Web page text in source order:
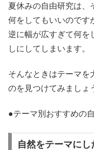
夏休みの自由研究は、
何をしてもいいのです
逆に幅が広すぎて何を
しにしてしまいます。
そんなときはテーマを
のを見つけてみましょ
●テーマ別おすすめの
自然をテーマにし